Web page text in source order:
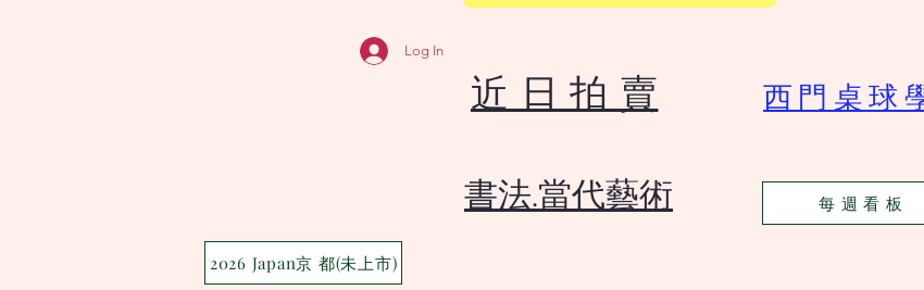
Log In
​近 日 拍 賣 西門桌球
每 週 看 板
2026 Japan京 都(未上市)
​書法.當代藝術